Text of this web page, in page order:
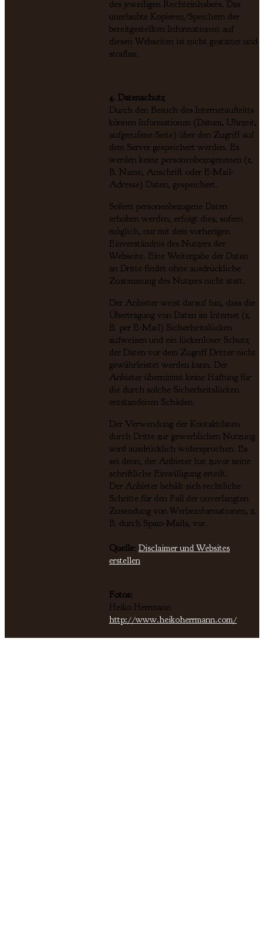
des jeweiligen Rechteinhabers. Das
unerlaubte Kopieren/Speichern der
bereitgestellten Informationen auf
diesen Webseiten ist nicht gestattet und
strafbar.
4. Datenschutz
Durch den Besuch des Internetauftritts
können Informationen (Datum, Uhrzeit,
aufgerufene Seite) über den Zugriff auf
dem Server gespeichert werden. Es
werden keine personenbezogenenen (z.
B. Name, Anschrift oder E-Mail-
Adresse) Daten, gespeichert.
Sofern personenbezogene Daten
erhoben werden, erfolgt dies, sofern
möglich, nur mit dem vorherigen
Einverständnis des Nutzers der
Webseite. Eine Weitergabe der Daten
an Dritte findet ohne ausdrückliche
Zustimmung des Nutzers nicht statt.
Der Anbieter weist darauf hin, dass die
Übertragung von Daten im Internet (z.
B. per E-Mail) Sicherheitslücken
aufweisen und ein lückenloser Schutz
der Daten vor dem Zugriff Dritter nicht
gewährleistet werden kann. Der
Anbieter übernimmt keine Haftung für
die durch solche Sicherheitslücken
entstandenen Schäden.
Der Verwendung der Kontaktdaten
durch Dritte zur gewerblichen Nutzung
wird ausdrücklich widersprochen. Es
sei denn, der Anbieter hat zuvor seine
schriftliche Einwilligung erteilt.
Der Anbieter behält sich rechtliche
Schritte für den Fall der unverlangten
Zusendung von Werbeinformationen, z.
B. durch Spam-Mails, vor.
Quelle: Disclaimer und Websites
erstellen
Fotos:
Heiko Herrmann
http://www.heikoherrmann.com/